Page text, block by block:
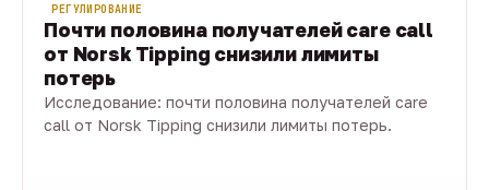
РЕГУЛИРОВАНИЕ
Почти половина получателей care call
от Norsk Tipping снизили лимиты
потерь
Исследование: почти половина получателей care
call от Norsk Tipping снизили лимиты потерь.